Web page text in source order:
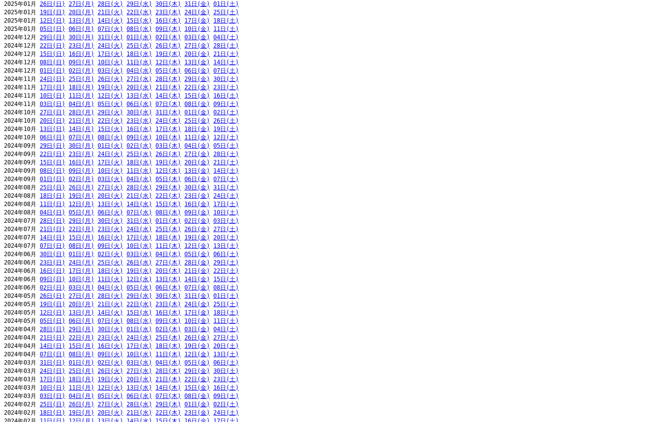
2025年01月 26日(日) 27日(月) 28日(火) 29日(水) 30日(木) 31日(金)
01日(土)
2025年01月 19日(日) 20日(月) 21日(火) 22日(水) 23日(木) 24日(金)
25日(土)
2025年01月 12日(日) 13日(月) 14日(火) 15日(水) 16日(木) 17日(金)
18日(土)
2025年01月 05日(日) 06日(月) 07日(火) 08日(水) 09日(木) 10日(金)
11日(土)
2024年12月 29日(日) 30日(月) 31日(火) 01日(水) 02日(木) 03日(金)
04日(土)
2024年12月 22日(日) 23日(月) 24日(火) 25日(水) 26日(木) 27日(金)
28日(土)
2024年12月 15日(日) 16日(月) 17日(火) 18日(水) 19日(木) 20日(金)
21日(土)
2024年12月 08日(日) 09日(月) 10日(火) 11日(水) 12日(木) 13日(金)
14日(土)
2024年12月 01日(日) 02日(月) 03日(火) 04日(水) 05日(木) 06日(金)
07日(土)
2024年11月 24日(日) 25日(月) 26日(火) 27日(水) 28日(木) 29日(金)
30日(土)
2024年11月 17日(日) 18日(月) 19日(火) 20日(水) 21日(木) 22日(金)
23日(土)
2024年11月 10日(日) 11日(月) 12日(火) 13日(水) 14日(木) 15日(金)
16日(土)
2024年11月 03日(日) 04日(月) 05日(火) 06日(水) 07日(木) 08日(金)
09日(土)
2024年10月 27日(日) 28日(月) 29日(火) 30日(水) 31日(木) 01日(金)
02日(土)
2024年10月 20日(日) 21日(月) 22日(火) 23日(水) 24日(木) 25日(金)
26日(土)
2024年10月 13日(日) 14日(月) 15日(火) 16日(水) 17日(木) 18日(金)
19日(土)
2024年10月 06日(日) 07日(月) 08日(火) 09日(水) 10日(木) 11日(金)
12日(土)
2024年09月 29日(日) 30日(月) 01日(火) 02日(水) 03日(木) 04日(金)
05日(土)
2024年09月 22日(日) 23日(月) 24日(火) 25日(水) 26日(木) 27日(金)
28日(土)
2024年09月 15日(日) 16日(月) 17日(火) 18日(水) 19日(木) 20日(金)
21日(土)
2024年09月 08日(日) 09日(月) 10日(火) 11日(水) 12日(木) 13日(金)
14日(土)
2024年09月 01日(日) 02日(月) 03日(火) 04日(水) 05日(木) 06日(金)
07日(土)
2024年08月 25日(日) 26日(月) 27日(火) 28日(水) 29日(木) 30日(金)
31日(土)
2024年08月 18日(日) 19日(月) 20日(火) 21日(水) 22日(木) 23日(金)
24日(土)
2024年08月 11日(日) 12日(月) 13日(火) 14日(水) 15日(木) 16日(金)
17日(土)
2024年08月 04日(日) 05日(月) 06日(火) 07日(水) 08日(木) 09日(金)
10日(土)
2024年07月 28日(日) 29日(月) 30日(火) 31日(水) 01日(木) 02日(金)
03日(土)
2024年07月 21日(日) 22日(月) 23日(火) 24日(水) 25日(木) 26日(金)
27日(土)
2024年07月 14日(日) 15日(月) 16日(火) 17日(水) 18日(木) 19日(金)
20日(土)
2024年07月 07日(日) 08日(月) 09日(火) 10日(水) 11日(木) 12日(金)
13日(土)
2024年06月 30日(日) 01日(月) 02日(火) 03日(水) 04日(木) 05日(金)
06日(土)
2024年06月 23日(日) 24日(月) 25日(火) 26日(水) 27日(木) 28日(金)
29日(土)
2024年06月 16日(日) 17日(月) 18日(火) 19日(水) 20日(木) 21日(金)
22日(土)
2024年06月 09日(日) 10日(月) 11日(火) 12日(水) 13日(木) 14日(金)
15日(土)
2024年06月 02日(日) 03日(月) 04日(火) 05日(水) 06日(木) 07日(金)
08日(土)
2024年05月 26日(日) 27日(月) 28日(火) 29日(水) 30日(木) 31日(金)
01日(土)
2024年05月 19日(日) 20日(月) 21日(火) 22日(水) 23日(木) 24日(金)
25日(土)
2024年05月 12日(日) 13日(月) 14日(火) 15日(水) 16日(木) 17日(金)
18日(土)
2024年05月 05日(日) 06日(月) 07日(火) 08日(水) 09日(木) 10日(金)
11日(土)
2024年04月 28日(日) 29日(月) 30日(火) 01日(水) 02日(木) 03日(金)
04日(土)
2024年04月 21日(日) 22日(月) 23日(火) 24日(水) 25日(木) 26日(金)
27日(土)
2024年04月 14日(日) 15日(月) 16日(火) 17日(水) 18日(木) 19日(金)
20日(土)
2024年04月 07日(日) 08日(月) 09日(火) 10日(水) 11日(木) 12日(金)
13日(土)
2024年03月 31日(日) 01日(月) 02日(火) 03日(水) 04日(木) 05日(金)
06日(土)
2024年03月 24日(日) 25日(月) 26日(火) 27日(水) 28日(木) 29日(金)
30日(土)
2024年03月 17日(日) 18日(月) 19日(火) 20日(水) 21日(木) 22日(金)
23日(土)
2024年03月 10日(日) 11日(月) 12日(火) 13日(水) 14日(木) 15日(金)
16日(土)
2024年03月 03日(日) 04日(月) 05日(火) 06日(水) 07日(木) 08日(金)
09日(土)
2024年02月 25日(日) 26日(月) 27日(火) 28日(水) 29日(木) 01日(金)
02日(土)
2024年02月 18日(日) 19日(月) 20日(火) 21日(水) 22日(木) 23日(金)
24日(土)